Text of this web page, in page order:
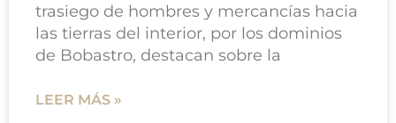
trasiego de hombres y mercancías hacia
las tierras del interior, por los dominios
de Bobastro, destacan sobre la
LEER MÁS »